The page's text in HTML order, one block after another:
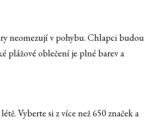
neomezují v pohybu. Chlapci budou
plážové oblečení je plné barev a
Vyberte si z více než 650 značek a